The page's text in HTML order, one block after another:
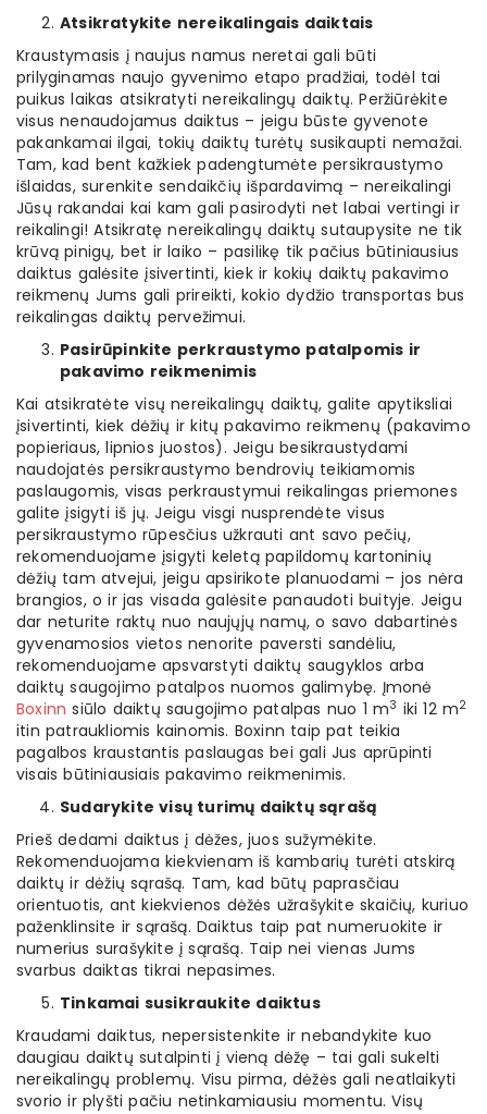
Atsikratykite nereikalingais daiktais
Kraustymasis į naujus namus neretai gali būti
prilyginamas naujo gyvenimo etapo pradžiai, todėl tai
puikus laikas atsikratyti nereikalingų daiktų. Peržiūrėkite
visus nenaudojamus daiktus – jeigu būste gyvenote
pakankamai ilgai, tokių daiktų turėtų susikaupti nemažai.
Tam, kad bent kažkiek padengtumėte persikraustymo
išlaidas, surenkite sendaikčių išpardavimą – nereikalingi
Jūsų rakandai kai kam gali pasirodyti net labai vertingi ir
reikalingi! Atsikratę nereikalingų daiktų sutaupysite ne tik
krūvą pinigų, bet ir laiko – pasilikę tik pačius būtiniausius
daiktus galėsite įsivertinti, kiek ir kokių daiktų pakavimo
reikmenų Jums gali prireikti, kokio dydžio transportas bus
reikalingas daiktų pervežimui.
Pasirūpinkite perkraustymo patalpomis ir
pakavimo reikmenimis
Kai atsikratėte visų nereikalingų daiktų, galite apytiksliai
įsivertinti, kiek dėžių ir kitų pakavimo reikmenų (pakavimo
popieriaus, lipnios juostos). Jeigu besikraustydami
naudojatės persikraustymo bendrovių teikiamomis
paslaugomis, visas perkraustymui reikalingas priemones
galite įsigyti iš jų. Jeigu visgi nusprendėte visus
persikraustymo rūpesčius užkrauti ant savo pečių,
rekomenduojame įsigyti keletą papildomų kartoninių
dėžių tam atvejui, jeigu apsirikote planuodami – jos nėra
brangios, o ir jas visada galėsite panaudoti buityje. Jeigu
dar neturite raktų nuo naujųjų namų, o savo dabartinės
gyvenamosios vietos nenorite paversti sandėliu,
rekomenduojame apsvarstyti daiktų saugyklos arba
daiktų saugojimo patalpos nuomos galimybę. Įmonė
Boxinn siūlo daiktų saugojimo patalpas nuo 1 m3 iki 12 m2
itin patraukliomis kainomis. Boxinn taip pat teikia
pagalbos kraustantis paslaugas bei gali Jus aprūpinti
visais būtiniausiais pakavimo reikmenimis.
Sudarykite visų turimų daiktų sąrašą
Prieš dedami daiktus į dėžes, juos sužymėkite.
Rekomenduojama kiekvienam iš kambarių turėti atskirą
daiktų ir dėžių sąrašą. Tam, kad būtų paprasčiau
orientuotis, ant kiekvienos dėžės užrašykite skaičių, kuriuo
paženklinsite ir sąrašą. Daiktus taip pat numeruokite ir
numerius surašykite į sąrašą. Taip nei vienas Jums
svarbus daiktas tikrai nepasimes.
Tinkamai susikraukite daiktus
Kraudami daiktus, nepersistenkite ir nebandykite kuo
daugiau daiktų sutalpinti į vieną dėžę – tai gali sukelti
nereikalingų problemų. Visu pirma, dėžės gali neatlaikyti
svorio ir plyšti pačiu netinkamiausiu momentu. Visų